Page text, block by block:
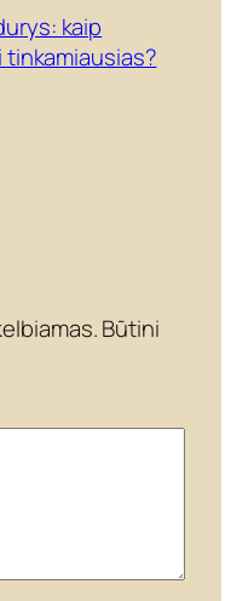
kaip
tinkamiausias?
Būtini